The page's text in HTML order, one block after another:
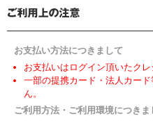
お支払い方法につきまして
お支払いはログイン頂いたク
一部の提携カード・法人カー
ん。
ご利用方法・ご利用環境につきま